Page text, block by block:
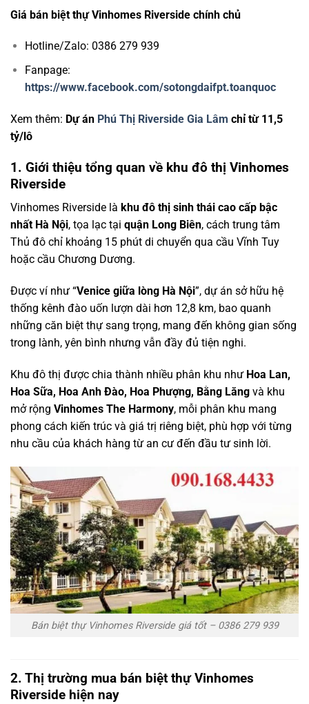
Giá bán biệt thự Vinhomes Riverside chính chủ
Hotline/Zalo: 0386 279 939
Fanpage:
https://www.facebook.com/sotongdaifpt.toanquoc
Xem thêm: Dự án Phú Thị Riverside Gia Lâm chỉ từ 11,5
tỷ/lô
1. Giới thiệu tổng quan về khu đô thị Vinhomes
Riverside
Vinhomes Riverside là khu đô thị sinh thái cao cấp bậc
nhất Hà Nội, tọa lạc tại quận Long Biên, cách trung tâm
Thủ đô chỉ khoảng 15 phút di chuyển qua cầu Vĩnh Tuy
hoặc cầu Chương Dương.
Được ví như “Venice giữa lòng Hà Nội”, dự án sở hữu hệ
thống kênh đào uốn lượn dài hơn 12,8 km, bao quanh
những căn biệt thự sang trọng, mang đến không gian sống
trong lành, yên bình nhưng vẫn đầy đủ tiện nghi.
Khu đô thị được chia thành nhiều phân khu như Hoa Lan,
Hoa Sữa, Hoa Anh Đào, Hoa Phượng, Bằng Lăng và khu
mở rộng Vinhomes The Harmony, mỗi phân khu mang
phong cách kiến trúc và giá trị riêng biệt, phù hợp với từng
nhu cầu của khách hàng từ an cư đến đầu tư sinh lời.
Bán biệt thự Vinhomes Riverside giá tốt – 0386 279 939
2. Thị trường mua bán biệt thự Vinhomes
Riverside hiện nay